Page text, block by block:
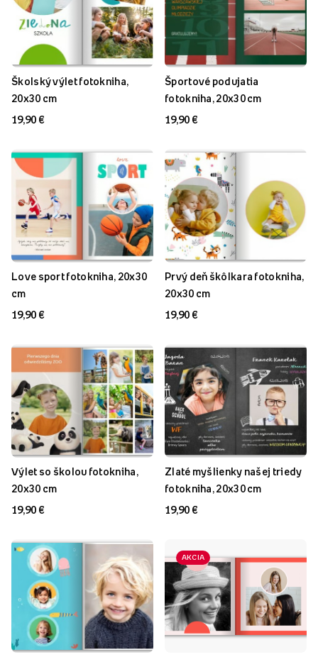
Školský výlet fotokniha,
20x30 cm
19,90 €
Športové podujatia
fotokniha, 20x30 cm
19,90 €
Love sport fotokniha, 20x30
cm
19,90 €
Prvý deň škôlkara fotokniha,
20x30 cm
19,90 €
Výlet so školou fotokniha,
20x30 cm
19,90 €
Zlaté myšlienky našej triedy
fotokniha, 20x30 cm
19,90 €
AKCIA